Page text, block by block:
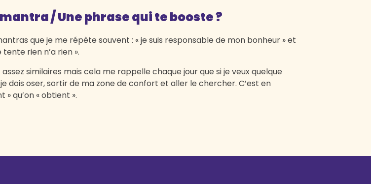
/ Une phrase qui te booste ?
que je me répète souvent : « je suis responsable de mon bonheur » et
tente rien n’a rien ».
assez similaires mais cela me rappelle chaque jour que si je veux quelque
dois oser, sortir de ma zone de confort et aller le chercher. C’est en
» qu’on « obtient ».